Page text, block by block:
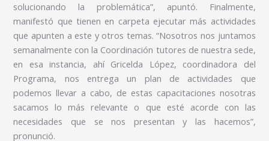
solucionando la problemática”, apuntó. Finalmente,
manifestó que tienen en carpeta ejecutar más actividades
que apunten a este y otros temas. “Nosotros nos juntamos
semanalmente con la Coordinación tutores de nuestra sede,
en esa instancia, ahí Gricelda López, coordinadora del
Programa, nos entrega un plan de actividades que
podemos llevar a cabo, de estas capacitaciones nosotras
sacamos lo más relevante o que esté acorde con las
necesidades que se nos presentan y las hacemos”,
pronunció.